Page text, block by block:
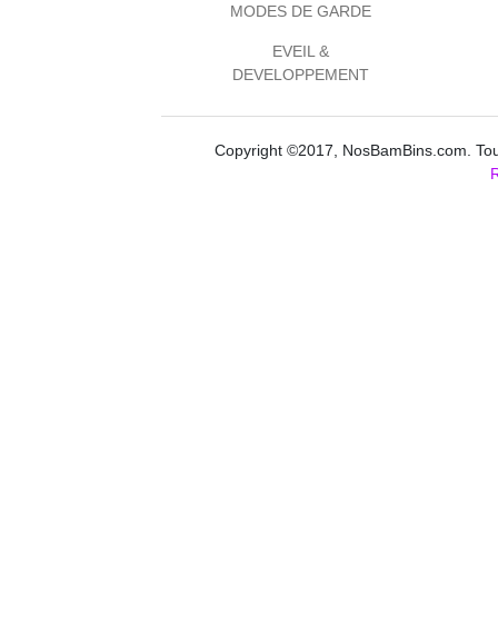
MODES DE GARDE
EVEIL &
DEVELOPPEMENT
Copyright ©2017, NosBamBins.com.